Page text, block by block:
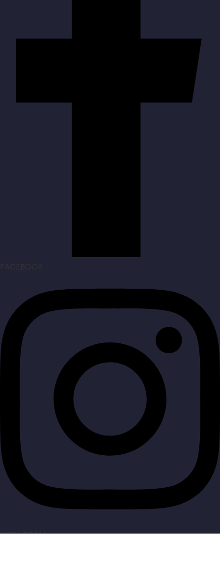
INSTAGRAM